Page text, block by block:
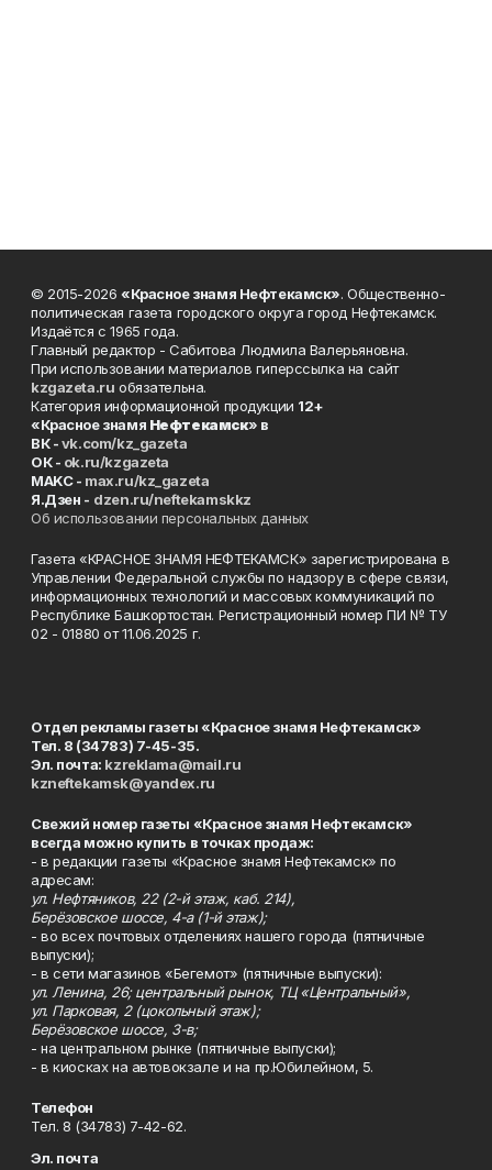
© 2015-2026 «Красное знамя Нефтекамск». Общественно-
политическая газета городского округа город Нефтекамск.
Издаётся с 1965 года.
Главный редактор - Сабитова Людмила Валерьяновна.
При использовании материалов гиперссылка на сайт
kzgazeta.ru обязательна.
Категория информационной продукции 12+
«Красное знамя Нефтекамск» в
ВК -vk.com/kz_gazeta
ОК - ok.ru/kzgazeta
MAKC - max.ru/kz_gazeta
Я.Дзен - dzen.ru/neftekamskkz
Об использовании персональных данных
Газета «КРАСНОЕ ЗНАМЯ НЕФТЕКАМСК» зарегистрирована в
Управлении Федеральной службы по надзору в сфере связи,
информационных технологий и массовых коммуникаций по
Республике Башкортостан. Регистрационный номер ПИ № ТУ
02 - 01880 от 11.06.2025 г.
Отдел рекламы газеты «Красное знамя Нефтекамск»
Тел. 8 (34783) 7-45-35.
Эл. почта: kzreklama@mail.ru
kzneftekamsk@yandex.ru
Свежий номер газеты «Красное знамя Нефтекамск»
всегда можно купить в точках продаж:
- в редакции газеты «Красное знамя Нефтекамск» по
адресам:
ул. Нефтяников, 22 (2-й этаж, каб. 214),
Берёзовское шоссе, 4-а (1-й этаж);
- во всех почтовых отделениях нашего города (пятничные
выпуски);
- в сети магазинов «Бегемот» (пятничные выпуски):
ул. Ленина, 26; центральный рынок, ТЦ «Центральный»,
ул. Парковая, 2 (цокольный этаж);
Берёзовское шоссе, 3-в;
- на центральном рынке (пятничные выпуски);
- в киосках на автовокзале и на пр.Юбилейном, 5.
Телефон
Тел. 8 (34783) 7-42-62.
Эл. почта